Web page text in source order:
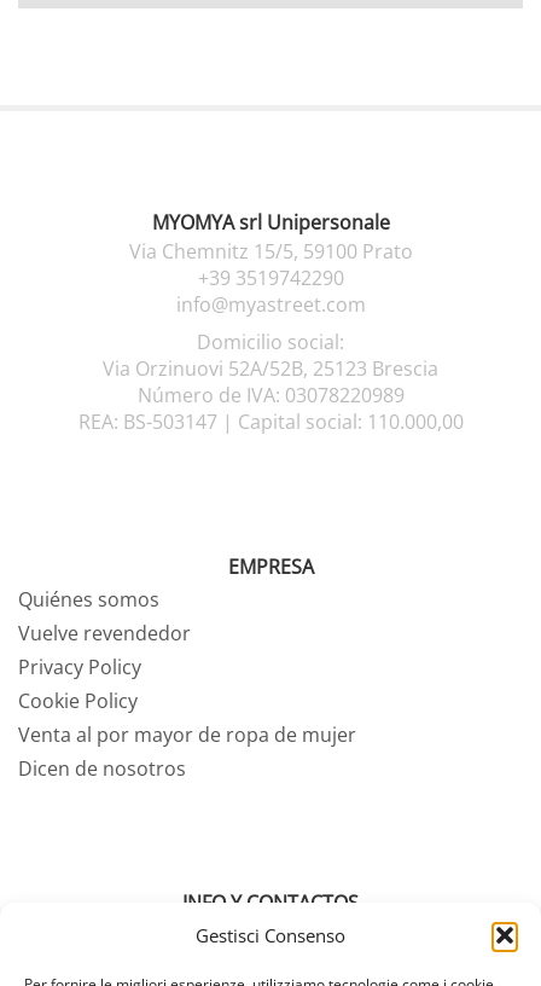
Gestisci Consenso
MYOMYA srl Unipersonale
Via Chemnitz 15/5, 59100 Prato
+39 3519742290
info@myastreet.com
Domicilio social:
Via Orzinuovi 52A/52B, 25123 Brescia
Número de IVA: 03078220989
REA: BS-503147 | Capital social: 110.000,00
EMPRESA
Quiénes somos
Vuelve revendedor
Privacy Policy
Cookie Policy
Venta al por mayor de ropa de mujer
Dicen de nosotros
INFO Y CONTACTOS